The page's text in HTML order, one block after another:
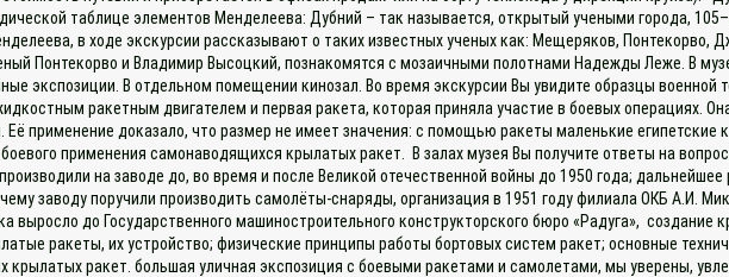
таблице элементов Менделеева: Дубний – так называется, открытый учеными города,
в ходе экскурсии рассказывают о таких известных ученых как: Мещеряков, Понтекорво,
Понтекорво и Владимир Высоцкий, познакомятся с мозаичными полотнами Надежды Леже. В
экспозиции. В отдельном помещении кинозал. Во время экскурсии Вы увидите образцы военной
ракетным двигателем и первая ракета, которая приняла участие в боевых операциях.
применение доказало, что размер не имеет значения: с помощью ракеты маленькие египетские
применения самонаводящихся крылатых ракет. В залах музея Вы получите ответы на
на заводе до, во время и после Великой отечественной войны до 1950 года; дальнейшее
заводу поручили производить самолёты-снаряды, организация в 1951 году филиала ОКБ А.И.
выросло до Государственного машиностроительного конструкторского бюро «Радуга»,
ракеты, их устройство; физические принципы работы бортовых систем ракет; основные
крылатых ракет. большая уличная экспозиция с боевыми ракетами и самолетами, мы уверены,